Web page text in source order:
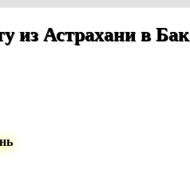
из Астрахани в Бак